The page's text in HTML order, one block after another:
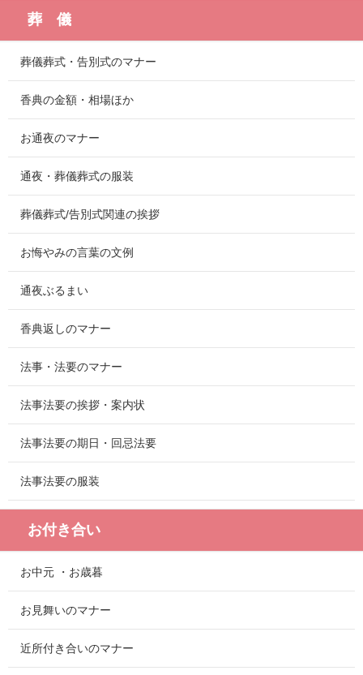
葬 儀
葬儀葬式・告別式のマナー
香典の金額・相場ほか
お通夜のマナー
通夜・葬儀葬式の服装
葬儀葬式/告別式関連の挨拶
お悔やみの言葉の文例
通夜ぶるまい
香典返しのマナー
法事・法要のマナー
法事法要の挨拶・案内状
法事法要の期日・回忌法要
法事法要の服装
お付き合い
お中元 ・お歳暮
お見舞いのマナー
近所付き合いのマナー